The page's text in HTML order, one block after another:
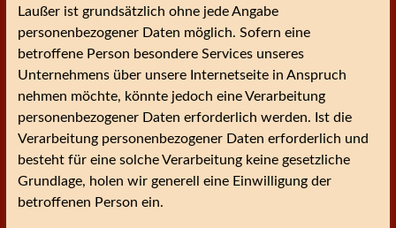
Laußer ist grundsätzlich ohne jede Angabe
personenbezogener Daten möglich. Sofern eine
betroffene Person besondere Services unseres
Unternehmens über unsere Internetseite in Anspruch
nehmen möchte, könnte jedoch eine Verarbeitung
personenbezogener Daten erforderlich werden. Ist die
Verarbeitung personenbezogener Daten erforderlich und
besteht für eine solche Verarbeitung keine gesetzliche
Grundlage, holen wir generell eine Einwilligung der
betroffenen Person ein.